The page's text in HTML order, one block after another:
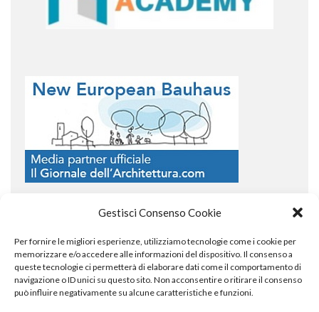
Gestisci Consenso Cookie
Per fornire le migliori esperienze, utilizziamo tecnologie come i cookie per
memorizzare e/o accedere alle informazioni del dispositivo. Il consenso a
queste tecnologie ci permetterà di elaborare dati come il comportamento di
navigazione o ID unici su questo sito. Non acconsentire o ritirare il consenso
può influire negativamente su alcune caratteristiche e funzioni.
COPYRIGHT
© TheArchitecturalPost 2024